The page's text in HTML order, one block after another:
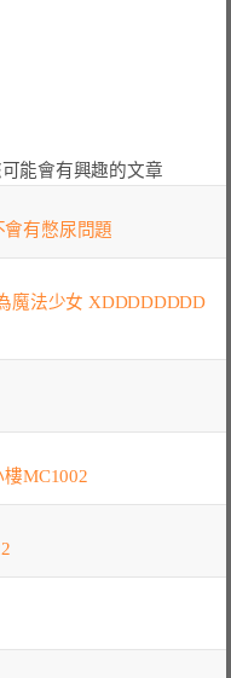
能會有興趣的文章
有憋尿問題
魔法少女 XDDDDDDDD
MC1002